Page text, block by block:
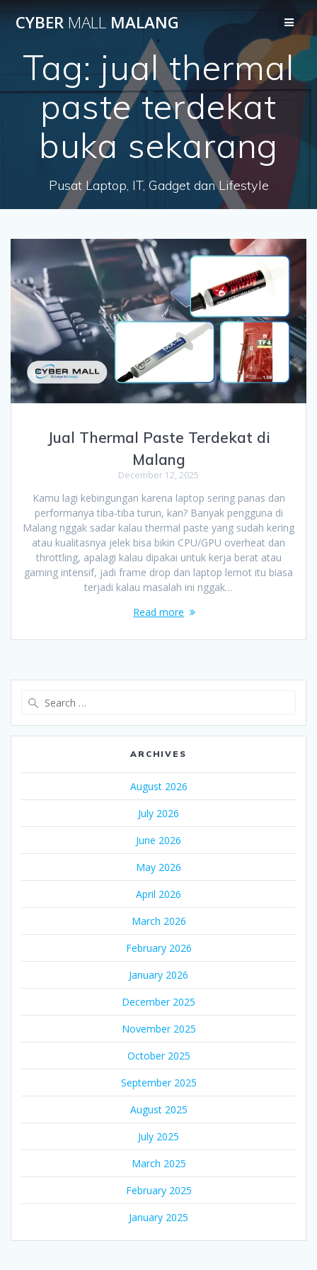
to
content
CYBER MALL MALANG
Tag: jual thermal
paste terdekat
buka sekarang
Pusat Laptop, IT, Gadget dan Lifestyle
Jual Thermal Paste Terdekat di
Malang
December 12, 2025
Kamu lagi kebingungan karena laptop sering panas dan
performanya tiba-tiba turun, kan? Banyak pengguna di
Malang nggak sadar kalau thermal paste yang sudah kering
atau kualitasnya jelek bisa bikin CPU/GPU overheat dan
throttling, apalagi kalau dipakai untuk kerja berat atau
gaming intensif, jadi frame drop dan laptop lemot itu biasa
terjadi kalau masalah ini nggak…
Read more
ARCHIVES
August 2026
July 2026
June 2026
May 2026
April 2026
March 2026
February 2026
January 2026
December 2025
November 2025
October 2025
September 2025
August 2025
July 2025
March 2025
February 2025
January 2025